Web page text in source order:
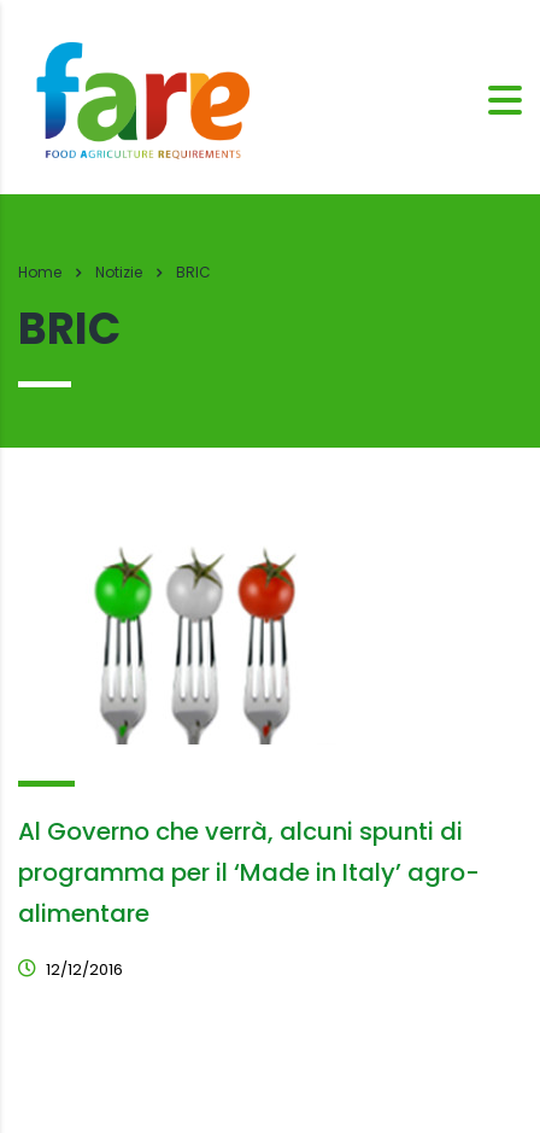
Home Notizie BRIC
BRIC
Al Governo che verrà, alcuni spunti di
programma per il ‘Made in Italy’ agro-
alimentare
12/12/2016